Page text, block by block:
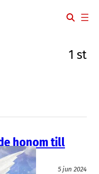
1 st
honom till
5 jun 2024